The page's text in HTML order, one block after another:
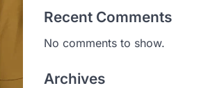
Recent Comments
No comments to show.
Archives